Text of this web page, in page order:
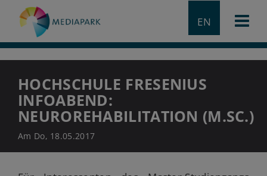
EN
HOCHSCHULE FRESENIUS
INFOABEND:
NEUROREHABILITATION (M.SC.)
Am Do, 18.05.2017